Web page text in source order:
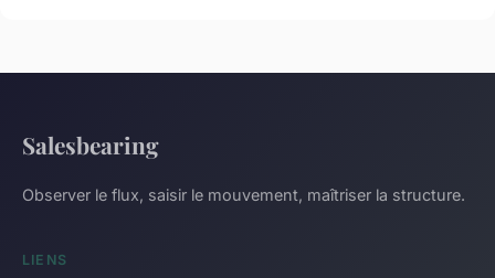
Salesbearing
Observer le flux, saisir le mouvement, maîtriser la structure.
LIENS